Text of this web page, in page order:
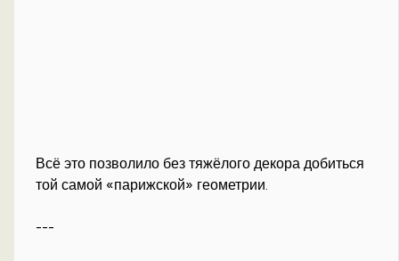
Всё это позволило без тяжёлого декора добиться
той самой «парижской» геометрии.
---